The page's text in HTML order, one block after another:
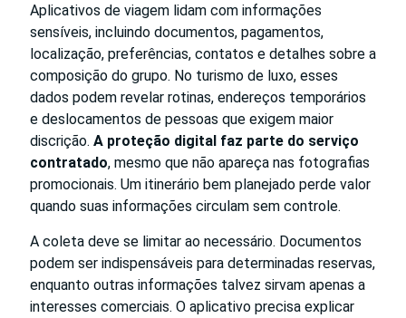
Aplicativos de viagem lidam com informações
sensíveis, incluindo documentos, pagamentos,
localização, preferências, contatos e detalhes sobre a
composição do grupo. No turismo de luxo, esses
dados podem revelar rotinas, endereços temporários
e deslocamentos de pessoas que exigem maior
discrição. A proteção digital faz parte do serviço
contratado, mesmo que não apareça nas fotografias
promocionais. Um itinerário bem planejado perde valor
quando suas informações circulam sem controle.
A coleta deve se limitar ao necessário. Documentos
podem ser indispensáveis para determinadas reservas,
enquanto outras informações talvez sirvam apenas a
interesses comerciais. O aplicativo precisa explicar